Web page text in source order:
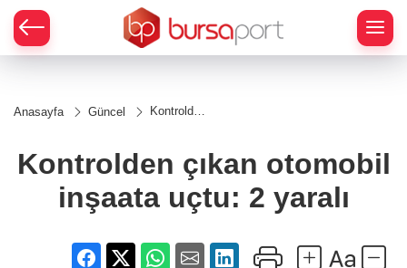
Anasayfa Güncel
Kontrolden
uçtu: 2
Kontrolden çıkan otomobil
inşaata uçtu: 2 yaralı